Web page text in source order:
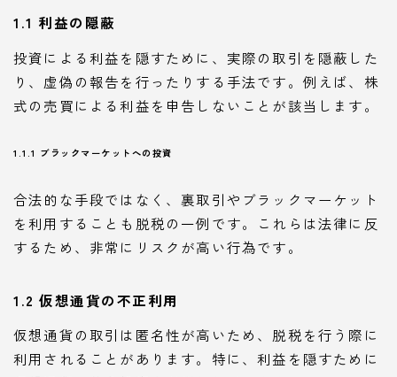
1.1 利益の隠蔽
投資による利益を隠すために、実際の取引を隠蔽した
り、虚偽の報告を行ったりする手法です。例えば、株
式の売買による利益を申告しないことが該当します。
1.1.1 ブラックマーケットへの投資
合法的な手段ではなく、裏取引やブラックマーケット
を利用することも脱税の一例です。これらは法律に反
するため、非常にリスクが高い行為です。
1.2 仮想通貨の不正利用
仮想通貨の取引は匿名性が高いため、脱税を行う際に
利用されることがあります。特に、利益を隠すために